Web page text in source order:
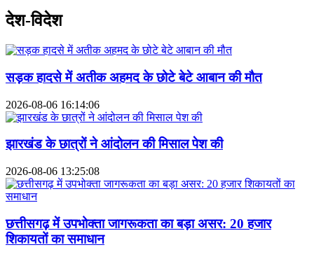
देश-विदेश
सड़क हादसे में अतीक अहमद के छोटे बेटे आबान की मौत
2026-08-06 16:14:06
झारखंड के छात्रों ने आंदोलन की मिसाल पेश की
2026-08-06 13:25:08
छत्तीसगढ़ में उपभोक्ता जागरूकता का बड़ा असर: 20 हजार
शिकायतों का समाधान